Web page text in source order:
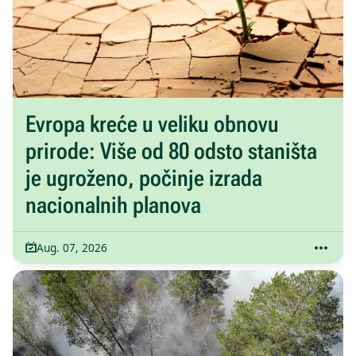
Evropa kreće u veliku obnovu
prirode: Više od 80 odsto staništa
je ugroženo, počinje izrada
nacionalnih planova
Aug. 07, 2026